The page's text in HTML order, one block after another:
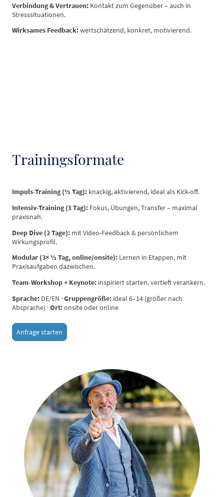
Verbindung & Vertrauen: Kontakt zum Gegenüber – auch in
Stresssituationen.
Wirksames Feedback:wertschätzend, konkret, motivierend.
Trainingsformate
Impuls-Training (½ Tag): knackig, aktivierend, ideal als Kick-off.
Intensiv-Training (1 Tag): Fokus, Übungen, Transfer – maximal
praxisnah.
Deep Dive (2 Tage): mit Video-Feedback & persönlichem
Wirkungsprofil.
Modular (3× ½ Tag, online/onsite): Lernen in Etappen, mit
Praxisaufgaben dazwischen.
Team-Workshop + Keynote: inspiriert starten, vertieft verankern.
Sprache: DE/EN ·Gruppengröße: ideal 6–14 (größer nach
Absprache) ·Ort:onsite oder online
Anfrage starten